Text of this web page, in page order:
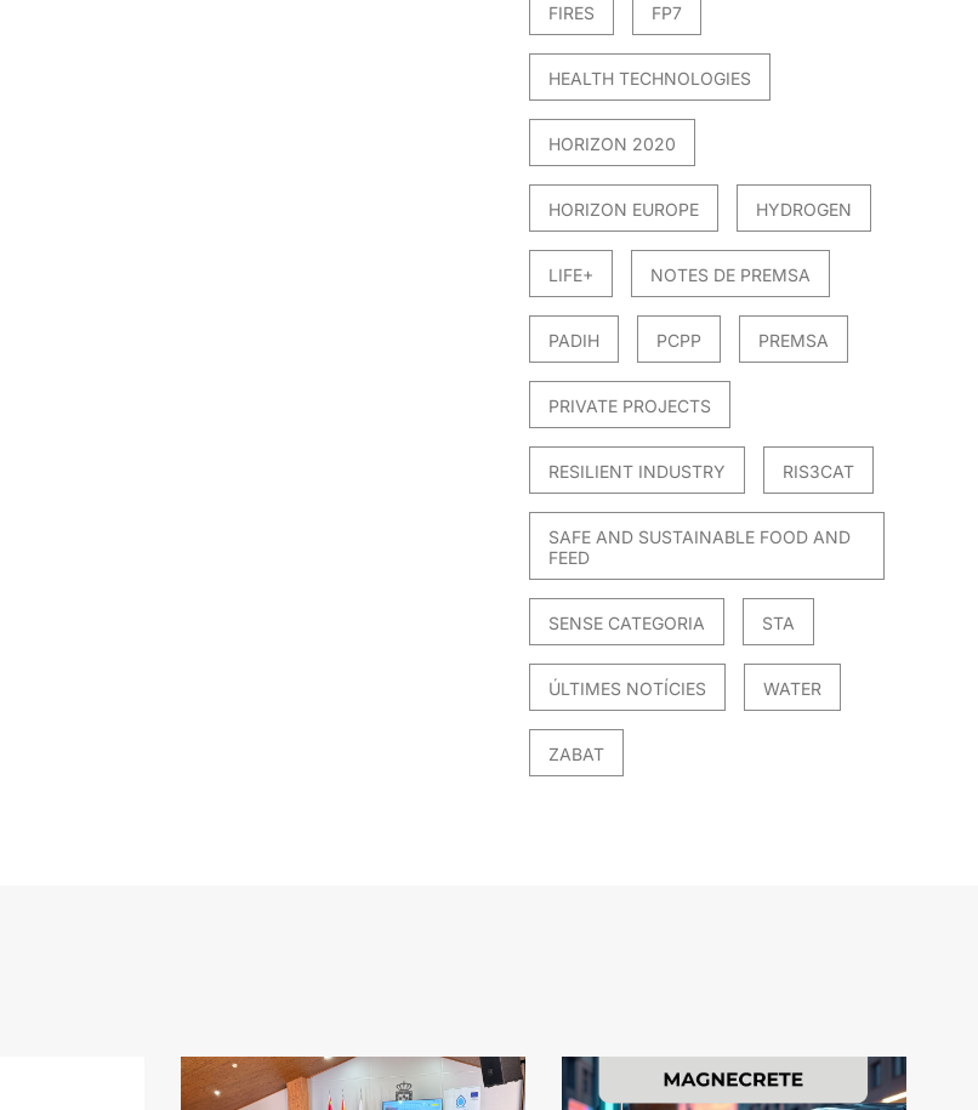
FIRES FP7
HEALTH TECHNOLOGIES
HORIZON 2020
HORIZON EUROPE HYDROGEN
LIFE+ NOTES DE PREMSA
PADIH PCPP PREMSA
PRIVATE PROJECTS
RESILIENT INDUSTRY RIS3CAT
SAFE AND SUSTAINABLE FOOD AND
FEED
SENSE CATEGORIA STA
ÚLTIMES NOTÍCIES WATER
ZABAT